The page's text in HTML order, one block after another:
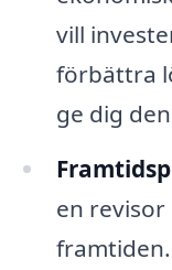
vill
förbättra
ge dig
en